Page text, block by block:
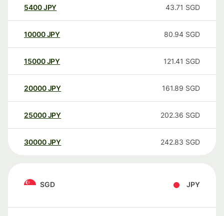
5400JPY 43.71 SGD
10000 JPY 80.94 SGD
15000 JPY 121.41 SGD
20000 JPY 161.89 SGD
25000 JPY 202.36 SGD
30000 JPY 242.83 SGD
SGD JPY